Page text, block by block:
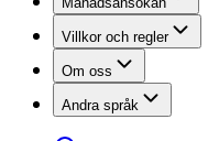
Villkor och regler
Om oss
Andra språk